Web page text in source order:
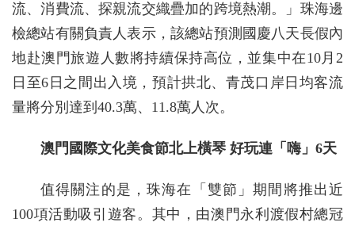
流、消費流、探親流交織疊加的跨境熱潮。」珠海邊
檢總站有關負責人表示，該總站預測國慶八天長假內
地赴澳門旅遊人數將持續保持高位，並集中在10月2
日至6日之間出入境，預計拱北、青茂口岸日均客流
量將分別達到40.3萬、11.8萬人次。
澳門國際文化美食節北上橫琴 好玩連「嗨」6天
值得關注的是，珠海在「雙節」期間將推出近
100項活動吸引遊客。其中，由澳門永利渡假村總冠